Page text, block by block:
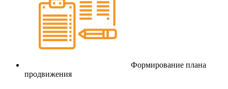
Формирование плана
продвижения